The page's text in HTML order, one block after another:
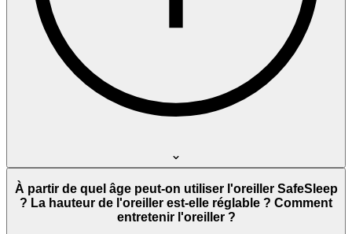
À partir de quel âge peut-on utiliser l'oreiller SafeSleep
? La hauteur de l'oreiller est-elle réglable ? Comment
entretenir l'oreiller ?